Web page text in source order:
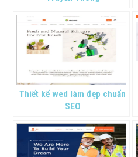
Thiết kế wed làm đẹp chuẩn
SEO